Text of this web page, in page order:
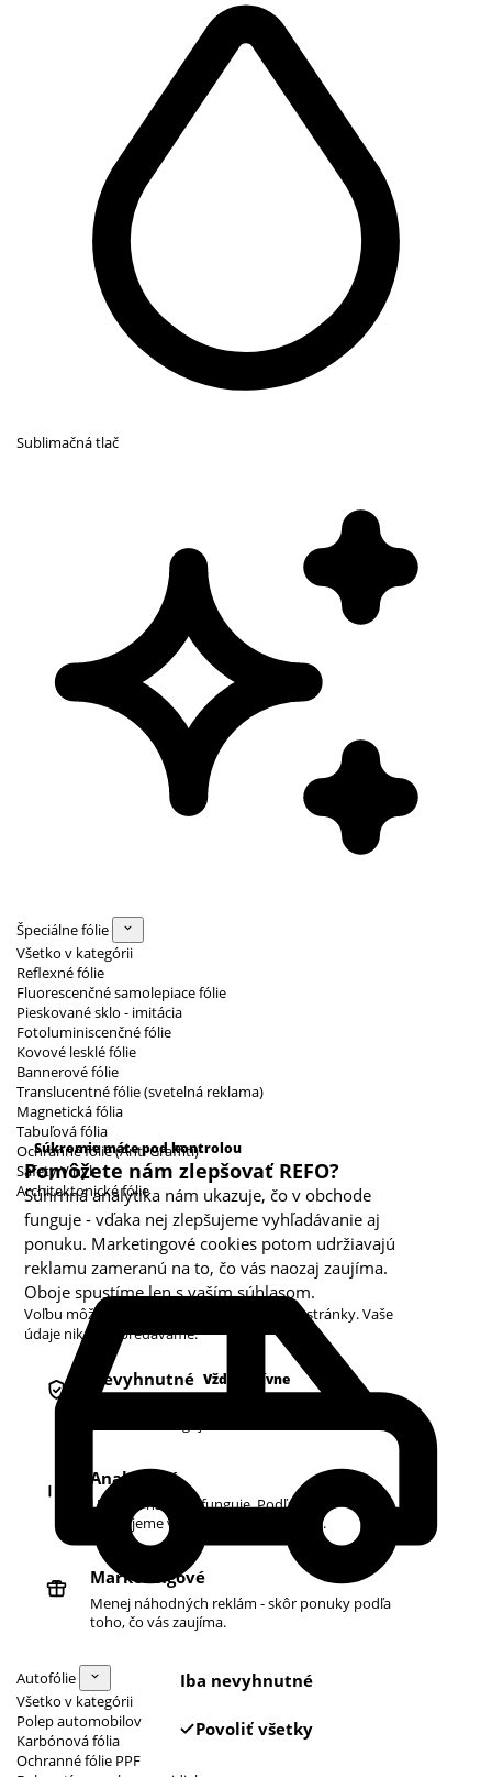
Sublimačná tlač
Špeciálne fólie
Všetko v kategórii
Reflexné fólie
Fluorescenčné samolepiace fólie
Pieskované sklo - imitácia
Fotoluminiscenčné fólie
Kovové lesklé fólie
Bannerové fólie
Translucentné fólie (svetelná reklama)
Magnetická fólia
Tabuľová fólia
Ochranné fólie (Anti Graffiti)
Safety Vinyl
Architektonické fólie
Autofólie
Všetko v kategórii
Polep automobilov
Karbónová fólia
Ochranné fólie PPF
Súkromie máte pod kontrolou
Pomôžete nám zlepšovať REFO?
Súhrnná analytika nám ukazuje, čo v obchode
funguje - vďaka nej zlepšujeme vyhľadávanie aj
ponuku. Marketingové cookies potom udržiavajú
reklamu zameranú na to, čo vás naozaj zaujíma.
Oboje spustíme len s vaším súhlasom.
Voľbu môžete kedykoľvek zmeniť v pätičke stránky. Vaše
údaje nikdy nepredávame.
Kategórie cookies
Nevyhnutné Vždy aktívne
Analytické
Ukazujú nám, čo funguje. Podľa toho
zlepšujeme vyhľadávanie aj ponuku.
Marketingové
Menej náhodných reklám - skôr ponuky podľa
toho, čo vás zaujíma.
Iba nevyhnutné
Povoliť všetky